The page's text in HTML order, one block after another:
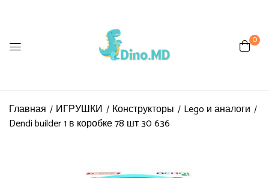
0
Главная ИГРУШКИ Конструкторы
Lego и аналоги
Dendi builder 1 в коробке 78 шт 30 636